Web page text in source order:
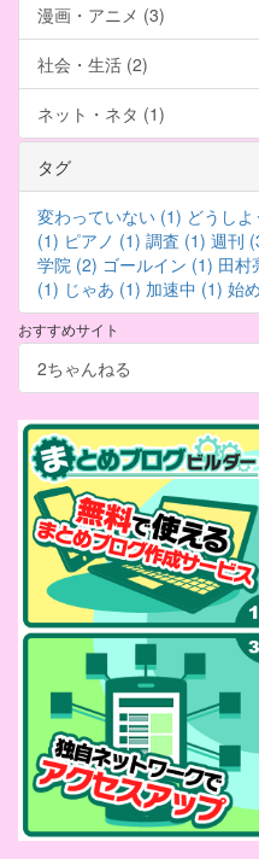
漫画・アニメ (3)
社会・生活 (2)
ネット・ネタ (1)
タグ
変わっていない (1) どうし
(1) ピアノ (1) 調査 (1) 週刊
学院 (2) ゴールイン (1) 田村
(1) じゃあ (1) 加速中 (1) 始
おすすめサイト
2ちゃんねる